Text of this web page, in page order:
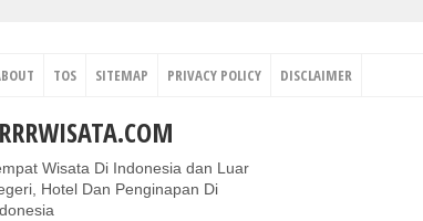
TOS SITEMAP PRIVACY POLICY DISCLAIMER
Wisata Di Indonesia dan Luar
Hotel Dan Penginapan Di